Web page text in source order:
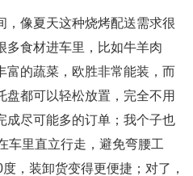
，像夏天这种烧烤配送需求很
多食材进车里，比如牛羊肉
富的蔬菜，欧胜非常能装，而
盘都可以轻松放置，完全不用
成尽可能多的订单；我个子也
车里直立行走，避免弯腰工
，装卸货变得更便捷；对了，